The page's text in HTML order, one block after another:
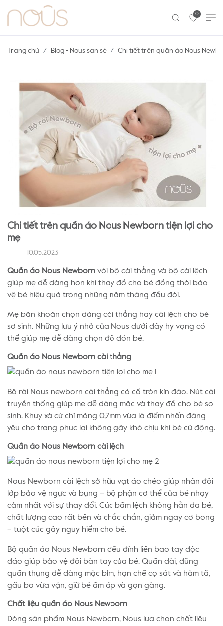
0
Trang chủ Blog - Nous san sẻ Chi tiết trên quần áo Nous
Chi tiết trên quần áo Nous Newborn tiện lợi cho
mẹ
10.05.2023
Quần áo Nous Newborn với bộ cài thẳng và bộ cài lệch
giúp mẹ dễ dàng hơn khi thay đồ cho bé đồng thời bảo
vệ bé hiệu quả trong những năm tháng đầu đời.
Mẹ băn khoăn chọn dáng cài thẳng hay cài lệch cho bé
sơ sinh. Những lưu ý nhỏ của Nous dưới đây hy vọng có
thể giúp mẹ dễ dàng chọn đồ đón bé.
Quần áo Nous Newborn cài thẳng
Bộ rời Nous newborn cài thẳng có cổ tròn kín đáo. Nút cài
truyền thống giúp mẹ dễ dàng mặc và thay đồ cho bé sơ
sinh. Khuy xà cừ chỉ mỏng 0,7mm vừa là điểm nhấn đáng
yêu cho trang phục lại không gây khó chịu khi bé cử động.
Quần áo Nous Newborn cài lệch
Nous Newborn cài lệch sở hữu vạt áo chéo giúp nhân đôi
lớp bảo vệ ngực và bụng – bộ phận cơ thể của bé nhạy
cảm nhất với sự thay đổi. Cúc bấm lệch không hằn da bé,
chất lượng cao rất bền và chắc chắn, giảm ngay cơ bong
– tuột cúc gây nguy hiểm cho bé.
Bộ quần áo Nous Newborn đều đính liền bao tay độc
đáo giúp bảo vệ đôi bàn tay của bé. Quần dài, đũng
quần thụng dễ dàng mặc bỉm, hạn chế cọ sát và hăm tã,
gấu bo vừa vặn, giữ bé ấm áp và gọn gàng.
Chất liệu quần áo Nous Newborn
Dòng sản phẩm Nous Newborn, Nous lựa chọn chất liệu